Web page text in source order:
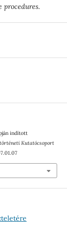
procedures.
indított
Kutatócsoport